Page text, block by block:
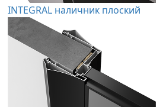
INTEGRAL наличник плоский